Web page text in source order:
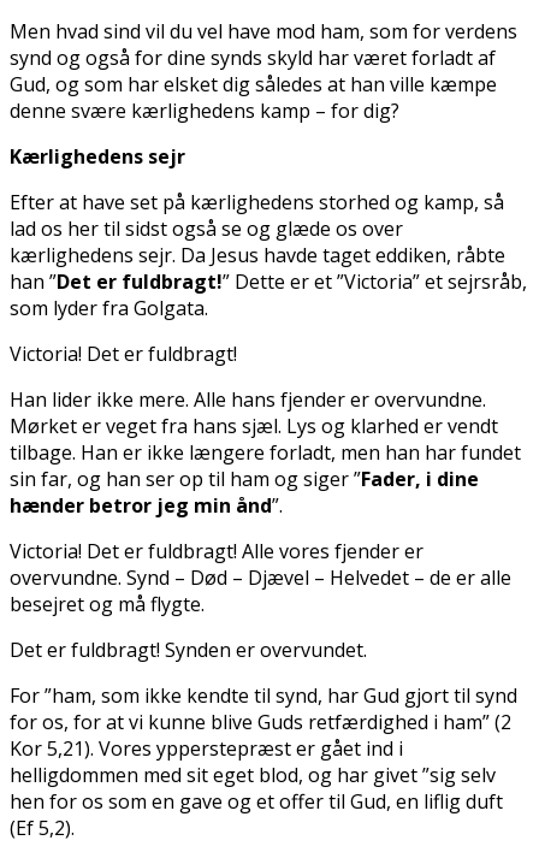
Men hvad sind vil du vel have mod ham, som for verdens
synd og også for dine synds skyld har været forladt af
Gud, og som har elsket dig således at han ville kæmpe
denne svære kærlighedens kamp – for dig?
Kærlighedens sejr
Efter at have set på kærlighedens storhed og kamp, så
lad os her til sidst også se og glæde os over
kærlighedens sejr. Da Jesus havde taget eddiken, råbte
han ”Det er fuldbragt!” Dette er et ”Victoria” et sejrsråb,
som lyder fra Golgata.
Victoria! Det er fuldbragt!
Han lider ikke mere. Alle hans fjender er overvundne.
Mørket er veget fra hans sjæl. Lys og klarhed er vendt
tilbage. Han er ikke længere forladt, men han har fundet
sin far, og han ser op til ham og siger ”Fader, i dine
hænder betror jeg min ånd”.
Victoria! Det er fuldbragt! Alle vores fjender er
overvundne. Synd – Død – Djævel – Helvedet – de er alle
besejret og må flygte.
Det er fuldbragt! Synden er overvundet.
For ”ham, som ikke kendte til synd, har Gud gjort til synd
for os, for at vi kunne blive Guds retfærdighed i ham” (2
Kor 5,21). Vores ypperstepræst er gået ind i
helligdommen med sit eget blod, og har givet ”sig selv
hen for os som en gave og et offer til Gud, en liflig duft
(Ef 5,2).